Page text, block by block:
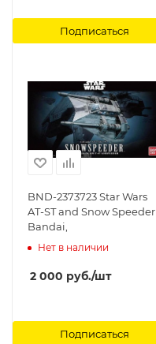
Подписаться
BND-2373723 Star Wars
AT-ST and Snow Speeder
Bandai,
Нет в наличии
2 000 руб./шт
Подписаться